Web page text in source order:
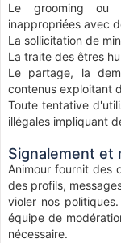
Le grooming ou
inappropriées avec
La sollicitation de
La traite des êtres
Le partage, la
contenus exploitant
Toute tentative
illégales impliquant
Signalement et
Animour fournit des
des profils,
violer nos
équipe de
nécessaire.